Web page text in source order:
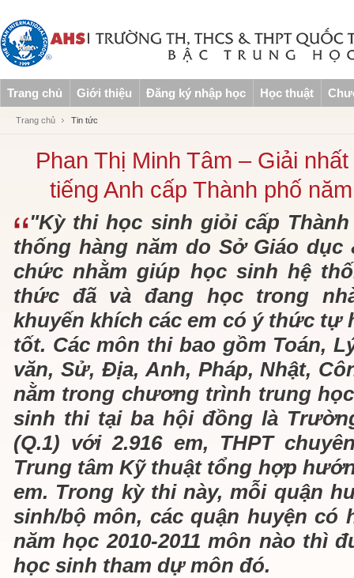
Trang chủ Giới thiệu Đăng ký nhập học Học thuật
Trang chủ Tin tức
Phan Thị Minh Tâm – Giải
tiếng Anh cấp Thành phố
"Kỳ thi học sinh giỏi cấp
thống hàng năm do Sở Giáo dục
chức nhằm giúp học sinh hệ
thức đã và đang học trong
khuyến khích các em có ý thức tự
tốt. Các môn thi bao gồm Toán,
văn, Sử, Địa, Anh, Pháp, Nhật,
nằm trong chương trình trung
sinh thi tại ba hội đồng là
(Q.1) với 2.916 em, THPT
Trung tâm Kỹ thuật tổng hợp
em. Trong kỳ thi này, mỗi quận
sinh/bộ môn, các quận huyện có
năm học 2010-2011 môn nào thì
học sinh tham dự môn đó.